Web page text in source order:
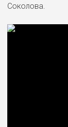
Соколова.